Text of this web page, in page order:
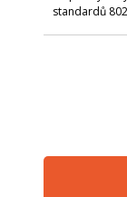
standardů